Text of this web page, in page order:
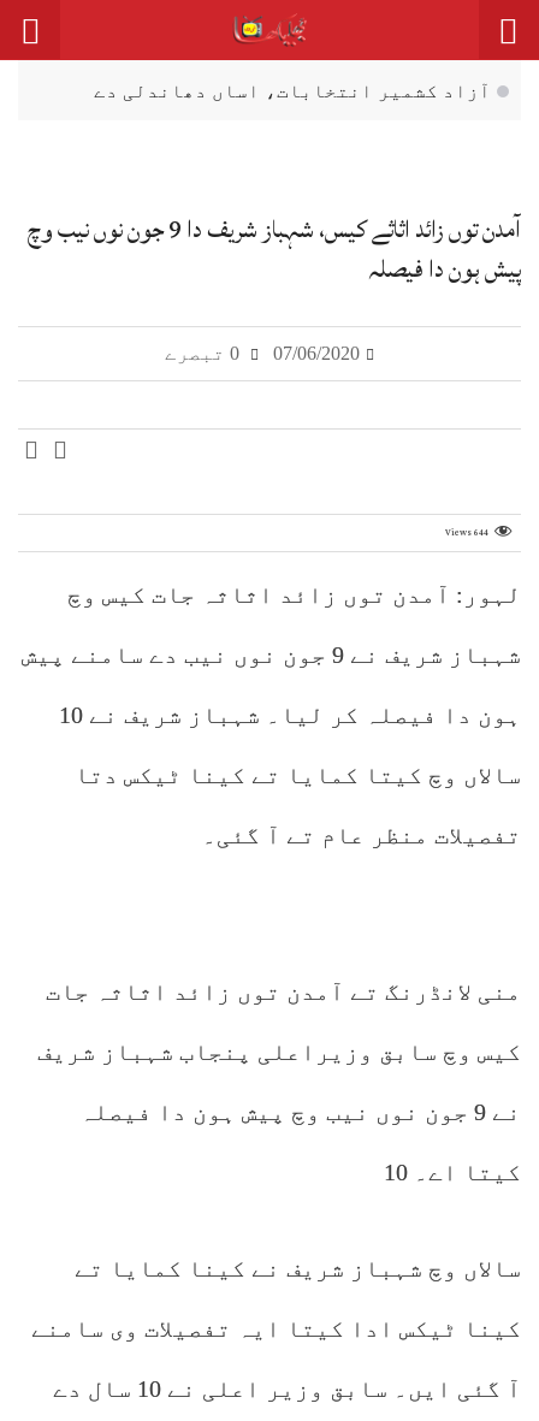
آزاد کشمیر انتخابات، اساں دھاندلی دے
گلگت بلتستان: تمباکو مصنوعات دی تشہیر تے
سپانسرشپ تے پابندی عائد
وفاقی ملازمین دے 24-2023 دے ایڈہاک الاؤنسز
آمدن توں زائد اثاثے کیس، شہباز شریف دا 9 جون نوں نیب وچ
پیش ہون دا فیصلہ
07/06/2020
Views644
لہور: آمدن توں زائد اثاثہ جات کیس وچ
شہباز شریف نے 9 جون نوں نیب دے سامنے پیش
ہون دا فیصلہ کر لیا۔ شہباز شریف نے 10
سالاں وچ کیتا کمایا تے کینا ٹیکس دتا
تفصیلات منظر عام تے آ گئی۔
منی لانڈرنگ تے آمدن توں زائد اثاثہ جات
کیس وچ سابق وزیراعلی پنجاب شہباز شریف
نے 9 جون نوں نیب وچ پیش ہون دا فیصلہ
کیتا اے۔ 10
سالاں وچ شہباز شریف نے کینا کمایا تے
کینا ٹیکس ادا کیتا ایہ تفصیلات وی سامنے
آ گئی ایں۔ سابق وزیر اعلی نے 10 سال دے